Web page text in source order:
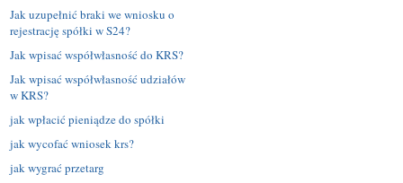
Jak uzupełnić braki we wniosku o
rejestrację spółki w S24?
Jak wpisać współwłasność do KRS?
Jak wpisać współwłasność udziałów
w KRS?
jak wpłacić pieniądze do spółki
jak wycofać wniosek krs?
jak wygrać przetarg